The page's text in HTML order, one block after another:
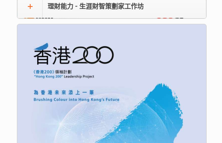
理財能力 - 生涯財智策劃家工作坊